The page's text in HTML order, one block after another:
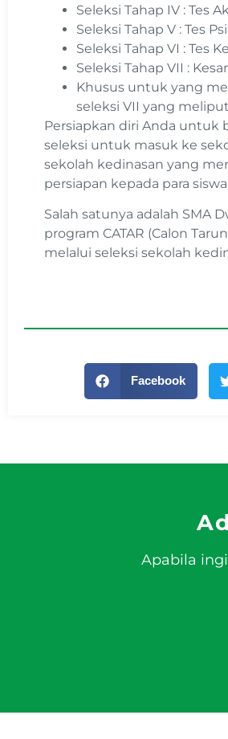
Seleksi Tahap IV : Tes
Seleksi Tahap V : Tes
Seleksi Tahap VI : Tes
Seleksi Tahap VII :
Khusus untuk yang
seleksi VII yang
Persiapkan diri Anda untuk
seleksi untuk masuk ke
sekolah kedinasan yang
persiapan kepada para
Salah satunya adalah SMA
program CATAR (Calon
melalui seleksi sekolah
Facebook
Apabila